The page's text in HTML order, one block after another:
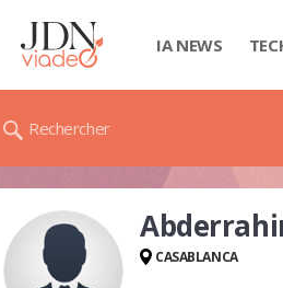
IA NEWS
Rechercher
CASABLANCA